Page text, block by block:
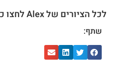
לכל הציורים של Alex לחצו כאן
שתף: